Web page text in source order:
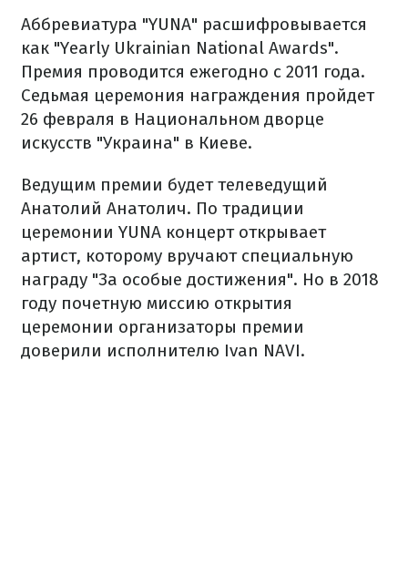
Аббревиатура "YUNA" расшифровывается
как "Yearly Ukrainian National Awards".
Премия проводится ежегодно с 2011 года.
Седьмая церемония награждения пройдет
26 февраля в Национальном дворце
искусств "Украина" в Киеве.
Ведущим премии будет телеведущий
Анатолий Анатолич. По традиции
церемонии YUNA концерт открывает
артист, которому вручают специальную
награду "За особые достижения". Но в 2018
году почетную миссию открытия
церемонии организаторы премии
доверили исполнителю Ivan NAVI.